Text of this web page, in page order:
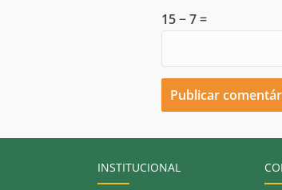
15 − 7 =
INSTITUCIONAL